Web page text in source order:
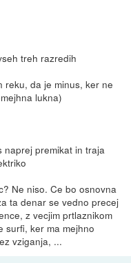
treh razredih
reku, da je minus, ker ne
lukna)
premikat in traja
Ne niso. Ce bo osnovna
ta denar se vedno precej
z vecjim prtlaznikom
surfi, ker ma mejhno
vziganja, ...